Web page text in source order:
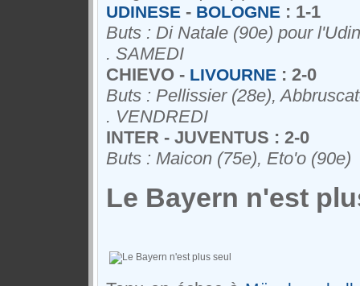
UDINESE - BOLOGNE : 1-1
Buts : Di Natale (90e) pour
. SAMEDI
CHIEVO - LIVOURNE : 2-0
Buts : Pellissier (28e),
. VENDREDI
INTER - JUVENTUS : 2-0
Buts : Maicon (75e), Eto'o (90e)
Le Bayern n'est